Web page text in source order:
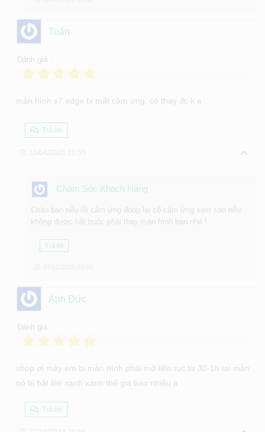
Tuấn
Đánh giá :
màn hình s7 edge bị mất cảm ứng, có thay đc k ạ
Trả lời
Chăm Sóc Khách Hàng
Chào bạn nếu lỗi cảm ứng đóng lại cố cảm ứng xem sao nếu
không được bắt buộc phải thay màn hình bạn nhé !
Trả lời
Anh Đức
Đánh giá :
shop ơi máy em bị màn hình phải mở liên tục từ 30-1h tại màn
nó bị bật lên xanh xanh thế giá bao nhiêu ạ
Trả lời